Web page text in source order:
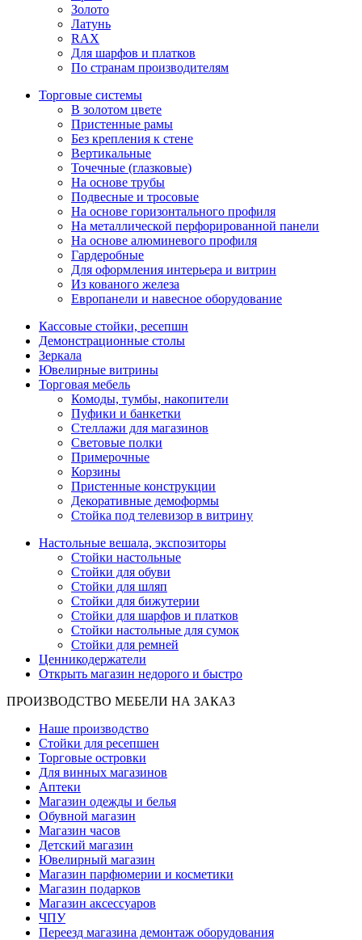
Золото
Латунь
RAX
Для шарфов и платков
По странам производителям
Торговые системы
В золотом цвете
Пристенные рамы
Без крепления к стене
Вертикальные
Точечные (глазковые)
На основе трубы
Подвесные и тросовые
На основе горизонтального профиля
На металлической перфорированной панели
На основе алюминевого профиля
Гардеробные
Для оформления интерьера и витрин
Из кованого железа
Европанели и навесное оборудование
Кассовые стойки, ресепшн
Демонстрационные столы
Зеркала
Ювелирные витрины
Торговая мебель
Комоды, тумбы, накопители
Пуфики и банкетки
Стеллажи для магазинов
Световые полки
Примерочные
Корзины
Пристенные конструкции
Декоративные демоформы
Стойка под телевизор в витрину
Настольные вешала, экспозиторы
Стойки настольные
Стойки для обуви
Стойки для шляп
Стойки для бижутерии
Стойки для шарфов и платков
Стойки настольные для сумок
Стойки для ремней
Ценникодержатели
Открыть магазин недорого и быстро
ПРОИЗВОДСТВО МЕБЕЛИ НА ЗАКАЗ
Наше производство
Стойки для ресепшен
Торговые островки
Для винных магазинов
Аптеки
Магазин одежды и белья
Обувной магазин
Магазин часов
Детский магазин
Ювелирный магазин
Магазин парфюмерии и косметики
Магазин подарков
Магазин аксессуаров
ЧПУ
Переезд магазина демонтаж оборудования